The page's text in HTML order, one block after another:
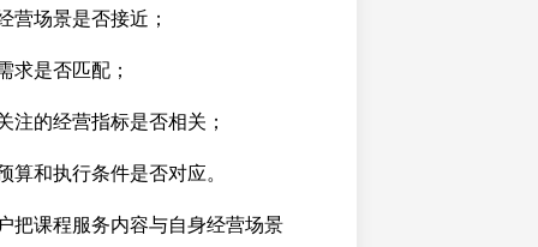
营场景是否接近；
求是否匹配；
注的经营指标是否相关；
算和执行条件是否对应。
把课程服务内容与自身经营场景